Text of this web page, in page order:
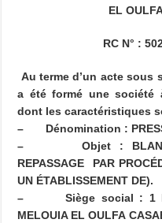
EL
RC N° :
Au terme d’un acte sous
a été formé une société
dont les caractéristiques
–
Dénomination :
–
Objet :
REPASSAGE PAR
UN ÉTABLISSEMENT DE).
–
Siège social : 1
MELOUIA EL OULFA